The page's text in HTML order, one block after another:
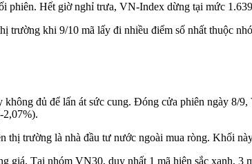
phiên. Hết giờ nghỉ trưa, VN-Index dừng tại mức
trường khi 9/10 mã lấy đi nhiều điểm số nhất thuộc
đủ để lấn át sức cung. Đóng cửa phiên ngày 8/
2,07%).
trường là nhà đầu tư nước ngoài mua ròng. Khối
giá. Tại nhóm VN30, duy nhất 1 mã hiện sắc xanh, 3